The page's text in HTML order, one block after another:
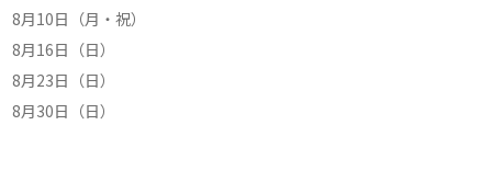
8月10日（月・祝）
8月16日（日）
8月23日（日）
8月30日（日）